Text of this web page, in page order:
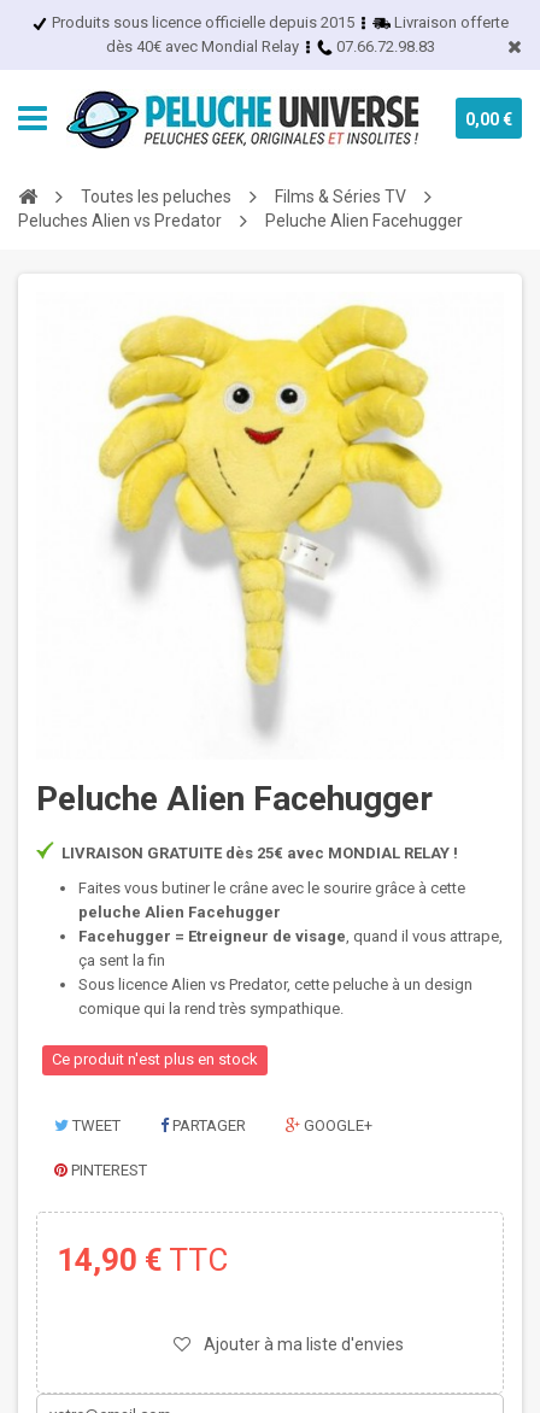
Produits sous licence officielle depuis 2015
Livraison offerte
dès 40€ avec Mondial Relay
07.66.72.98.83
0,00 €
Toutes les peluches
Films & Séries TV
Peluches Alien vs Predator
Peluche Alien Facehugger
Peluche Alien Facehugger
LIVRAISON GRATUITE dès 25€ avec MONDIAL RELAY !
Faites vous butiner le crâne avec le sourire grâce à cette
peluche Alien Facehugger
Facehugger = Etreigneur de visage, quand il vous attrape,
ça sent la fin
Sous licence Alien vs Predator, cette peluche à un design
comique qui la rend très sympathique.
Ce produit n'est plus en stock
TWEET PARTAGER GOOGLE+
PINTEREST
14,90 € TTC
Ajouter à ma liste d'envies